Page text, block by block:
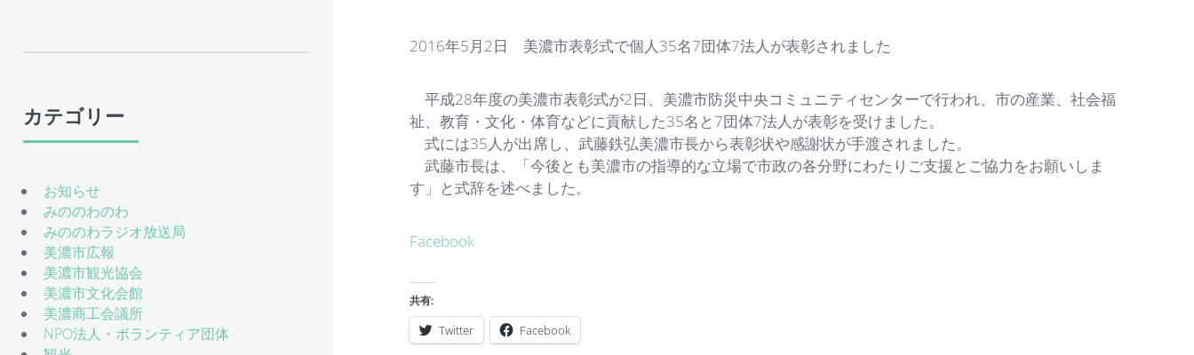
2016年5月2日 美濃市表彰式で個人35名7団体7法人が表彰されました
平成28年度の美濃市表彰式が2日、美濃市防災中央コミュニティセンターで行われ、市の産業、社会福
祉、教育・文化・体育などに貢献した35名と7団体7法人が表彰を受けました。
式には35人が出席し、武藤鉄弘美濃市長から表彰状や感謝状が手渡されました。
武藤市長は、「今後とも美濃市の指導的な立場で市政の各分野にわたりご支援とご協力をお願いしま
す」と式辞を述べました。
Facebook
共有:
Twitter Facebook
カテゴリー
お知らせ
みののわのわ
みののわラジオ放送局
美濃市広報
美濃市観光協会
美濃市文化会館
美濃商工会議所
NPO法人・ボランティア団体